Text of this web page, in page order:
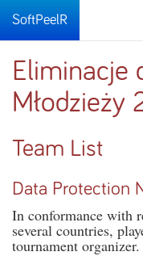
SoftPeelR
Eliminacje
Młodzieży
Team List
Data Protection
In conformance with
several countries,
tournament organizer.